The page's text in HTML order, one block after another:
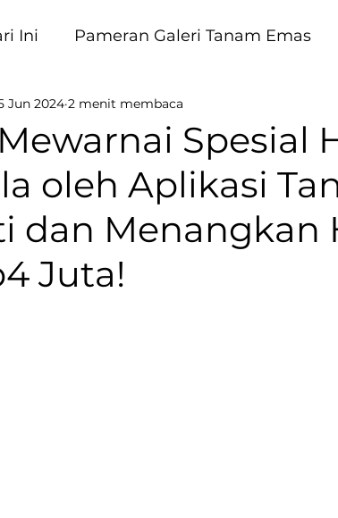
Ini Pameran Galeri Tanam Emas
Emas
Spesial
oleh Aplikasi
dan Menangkan
Juta!
Jun 2024 2 menit membaca